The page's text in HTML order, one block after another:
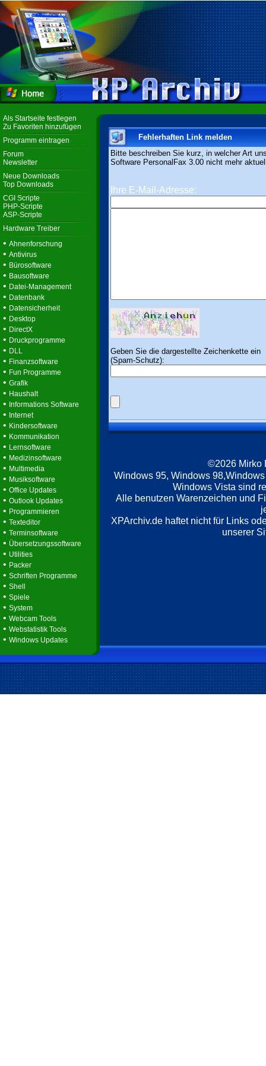
Als Startseite festlegen
Zu Favoriten hinzufügen
Programm eintragen
Forum
Newsletter
Neue Downloads
Top Downloads
CGI Scripte
PHP-Scripte
ASP-Scripte
Hardware Treiber
• Ahnenforschung
• Antivirus
• Bürosoftware
• Bausoftware
• Datei-Management
• Datenbank
• Datensicherheit
• Desktop
• DirectX
• Druckprogramme
• DLL
• Finanzsoftware
• Fun Programme
• Grafik
• Haushalt
• Informations Software
• Internet
• Kindersoftware
• Kommunikation
• Lernsoftware
• Medizinsoftware
• Multimedia
• Musiksoftware
• Office Updates
• Outlook Updates
• Programmieren
• Texteditor
• Terminsoftware
• Übersetzungssoftware
• Utilities
• Packer
• Schriften Programme
• Shell
• Spiele
• System
• Webcam Tools
• Webstatistik Tools
• Windows Updates
Fehlerhaften Link melden
Bitte beschreiben Sie kurz, in welcher Art
Software PersonalFax 3.00 nicht mehr
Ihre E-Mail-Adresse:
Geben Sie die dargestellte Zeichenkette ein
(Spam-Schutz):
©2026 Mirko
Windows 95, Windows
Windows Vista sind
Alle benutzen Warenzeichen und
XPArchiv.de haftet nicht für Links
unserer